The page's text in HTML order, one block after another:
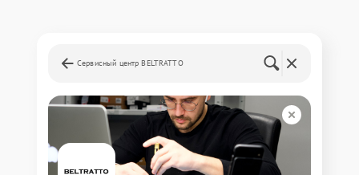
Сервисный центр BELTRATTO